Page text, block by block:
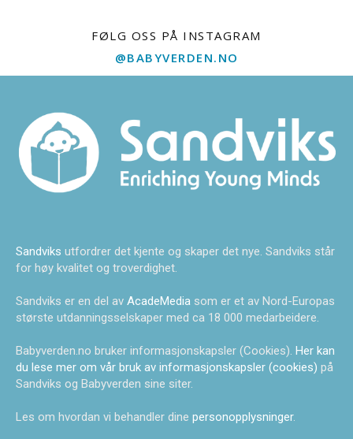
FØLG OSS PÅ INSTAGRAM
@BABYVERDEN.NO
Sandviks utfordrer det kjente og skaper det nye. Sandviks står
for høy kvalitet og troverdighet.
Sandviks er en del av AcadeMedia som er et av Nord-Europas
største utdanningsselskaper med ca 18 000 medarbeidere.
Babyverden.no bruker informasjonskapsler (Cookies). Her kan
du lese mer om vår bruk av informasjonskapsler (cookies) på
Sandviks og Babyverden sine siter.
Les om hvordan vi behandler dine personopplysninger.